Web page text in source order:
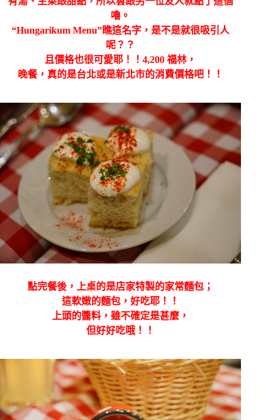
嚕。
“Hungarikum Menu”瞧這名字，是不是就很吸引人
呢？？
且價格也很可愛耶！！4,200 福林，
晚餐，真的是台北或是新北市的消費價格吧！！
點完餐後，上桌的是店家特製的家常麵包；
這軟嫩的麵包，好吃耶！！
上頭的醬料，雖不確定是甚麼，
但好好吃哦！！